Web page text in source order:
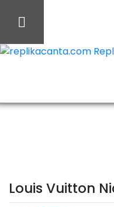
Louis Vuitton